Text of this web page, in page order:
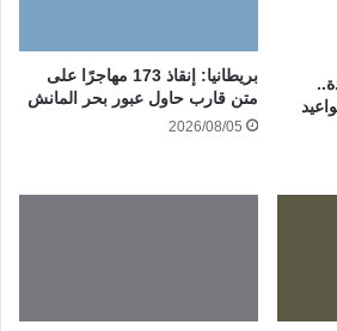
بريطانيا: إنقاذ 173 مهاجرًا على
متن قارب حاول عبور بحر المانش
2026/08/05